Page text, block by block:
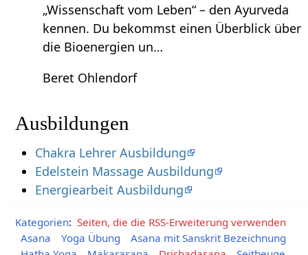
„Wissenschaft vom Leben“ – den Ayurveda
kennen. Du bekommst einen Überblick über
die Bioenergien un…
Beret Ohlendorf
Ausbildungen
Chakra Lehrer Ausbildung
Edelstein Massage Ausbildung
Energiearbeit Ausbildung
Kategorien: Seiten, die die RSS-Erweiterung verwenden
Asana
Yoga Übung
Asana mit Sanskrit Bezeichnung